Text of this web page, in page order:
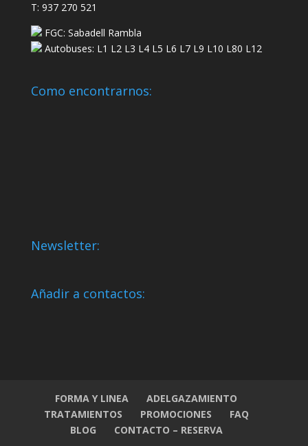
T: 937 270 521
FGC: Sabadell Rambla
Autobuses: L1 L2 L3 L4 L5 L6 L7 L9 L10 L80 L12
Como encontrarnos:
Newsletter:
Añadir a contactos:
FORMA Y LINEA
ADELGAZAMIENTO
TRATAMIENTOS
PROMOCIONES
FAQ
BLOG
CONTACTO – RESERVA